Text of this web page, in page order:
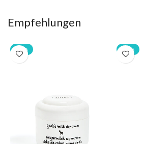
Empfehlungen
-20% -20%